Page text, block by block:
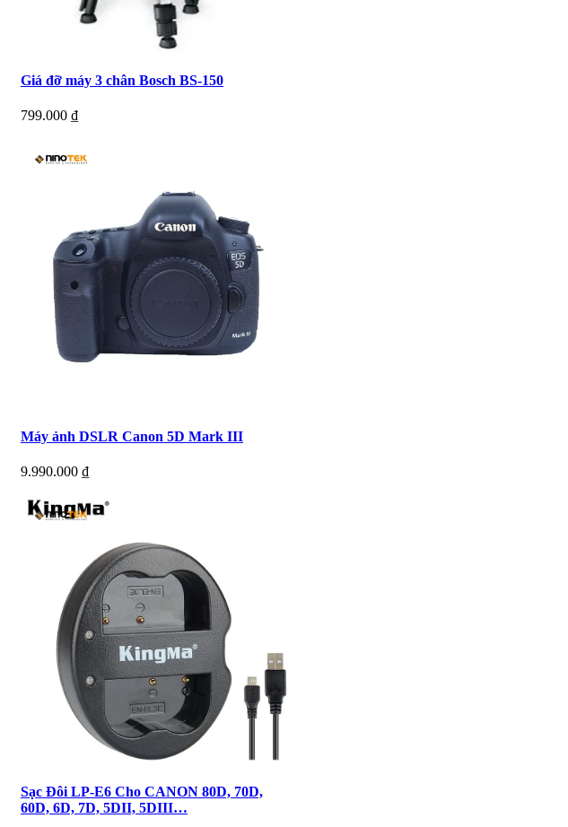
Giá đỡ máy 3 chân Bosch BS-150
799.000 ₫
Máy ảnh DSLR Canon 5D Mark III
9.990.000 ₫
Sạc Đôi LP-E6 Cho CANON 80D, 70D,
60D, 6D, 7D, 5DII, 5DIII…